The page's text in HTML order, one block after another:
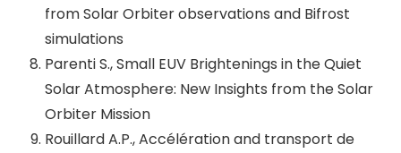
from Solar Orbiter observations and Bifrost
simulations
Parenti S., Small EUV Brightenings in the Quiet
Solar Atmosphere: New Insights from the Solar
Orbiter Mission
Rouillard A.P., Accélération and transport de